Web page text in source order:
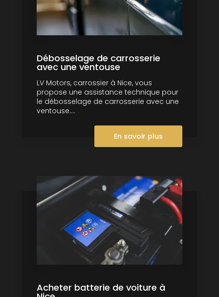
Débosselage de carrosserie
avec une ventouse
LV Motors, carrossier à Nice, vous
propose une assistance technique pour
le débosselage de carrosserie avec une
ventouse....
En savoir plus
Acheter batterie de voiture à